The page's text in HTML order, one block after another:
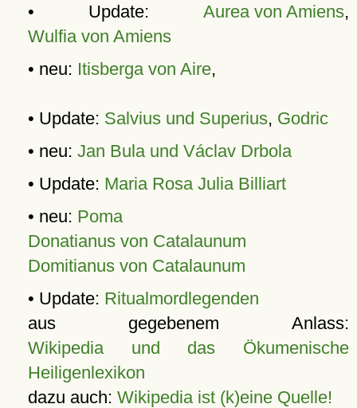
• Update: Aurea von Amiens,
Wulfia von Amiens
• neu: Itisberga von Aire,
• Update: Salvius und Superius, Godric
• neu: Jan Bula und Václav Drbola
• Update: Maria Rosa Julia Billiart
• neu: Poma
Donatianus von Catalaunum
Domitianus von Catalaunum
• Update: Ritualmordlegenden
aus gegebenem Anlass:
Wikipedia und das Ökumenische
Heiligenlexikon
dazu auch: Wikipedia ist (k)eine Quelle!